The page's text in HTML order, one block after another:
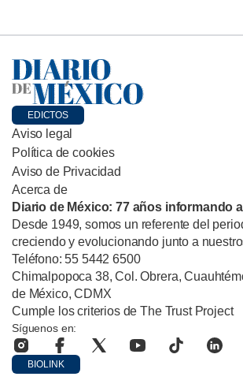
EDICTOS
Aviso legal
Política de cookies
Aviso de Privacidad
Acerca de
Diario de México: 77 años informando
Desde 1949, somos un referente del
creciendo y evolucionando junto a
Teléfono: 55 5442 6500
Chimalpopoca 38, Col. Obrera,
de México, CDMX
Cumple los criterios de The Trust Project
Síguenos en:
BIOLINK